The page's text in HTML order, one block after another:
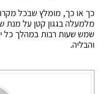
כך או כך, מומלץ שבכל
מלמעלה בגגון קטן על מנת
שמש שעות רבות במהלך כל
והבליה.